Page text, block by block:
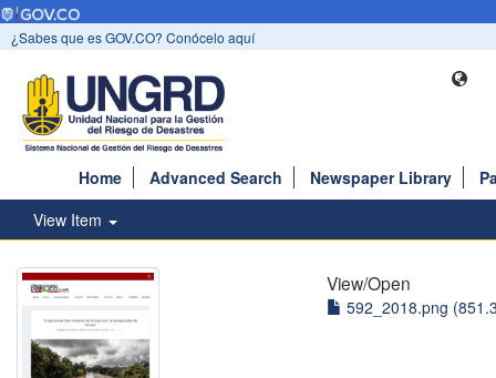
¿Sabes que es GOV.CO? Conócelo aquí
Home Advanced Search Newspaper Library
View Item
View/Open
592_2018.png